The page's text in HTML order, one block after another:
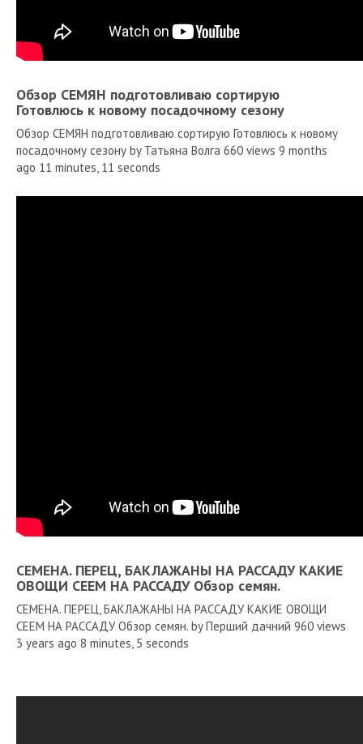
Обзор СЕМЯН подготовливаю сортирую
Готовлюсь к новому посадочному сезону
Обзор СЕМЯН подготовливаю сортирую Готовлюсь к новому
посадочному сезону by Татьяна Волга 660 views 9 months
ago 11 minutes, 11 seconds
СЕМЕНА. ПЕРЕЦ, БАКЛАЖАНЫ НА РАССАДУ КАКИЕ
ОВОЩИ СЕЕМ НА РАССАДУ Обзор семян.
СЕМЕНА. ПЕРЕЦ, БАКЛАЖАНЫ НА РАССАДУ КАКИЕ ОВОЩИ
СЕЕМ НА РАССАДУ Обзор семян. by Перший дачний 960 views
3 years ago 8 minutes, 5 seconds